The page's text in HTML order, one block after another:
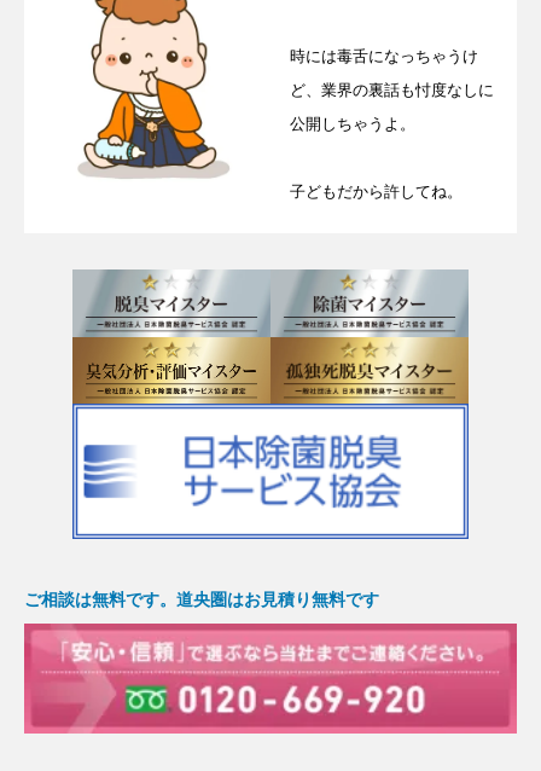
時には毒舌になっちゃうけ
ど、業界の裏話も忖度なしに
公開しちゃうよ。
子どもだから許してね。
ご相談は無料です。道央圏はお見積り無料です